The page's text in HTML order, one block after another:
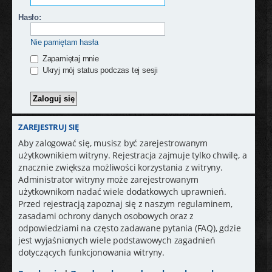
Hasło:
Nie pamiętam hasła
Zapamiętaj mnie
Ukryj mój status podczas tej sesji
ZAREJESTRUJ SIĘ
Aby zalogować się, musisz być zarejestrowanym
użytkownikiem witryny. Rejestracja zajmuje tylko chwilę, a
znacznie zwiększa możliwości korzystania z witryny.
Administrator witryny może zarejestrowanym
użytkownikom nadać wiele dodatkowych uprawnień.
Przed rejestracją zapoznaj się z naszym regulaminem,
zasadami ochrony danych osobowych oraz z
odpowiedziami na często zadawane pytania (FAQ), gdzie
jest wyjaśnionych wiele podstawowych zagadnień
dotyczących funkcjonowania witryny.